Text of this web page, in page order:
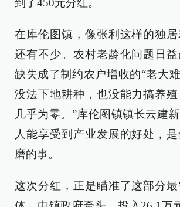
到了450元分红。
在库伦图镇，像张利这样的独
还有不少。农村老龄化问题日
缺失成了制约农户增收的“老大
没法下地耕种，也没能力搞养
几乎为零。”库伦图镇镇长云建
人能享受到产业发展的好处，
磨的事。
这次分红，正是瞄准了这部分